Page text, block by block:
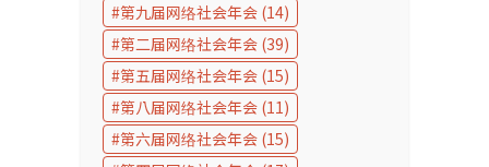
第九届网络社会年会 (14)
第二届网络社会年会 (39)
第五届网络社会年会 (15)
第八届网络社会年会 (11)
第六届网络社会年会 (15)